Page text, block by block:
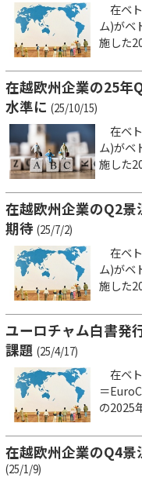
在ベ
ム)がベ
施した
在越欧州企業の25年
水準に (25/10/15)
在ベ
ム)がベ
施した
在越欧州企業のQ2
期待 (25/7/2)
在ベ
ム)がベ
施した
ユーロチャム白書発
課題 (25/4/17)
在ベ
＝
の2025
在越欧州企業のQ4
(25/1/9)